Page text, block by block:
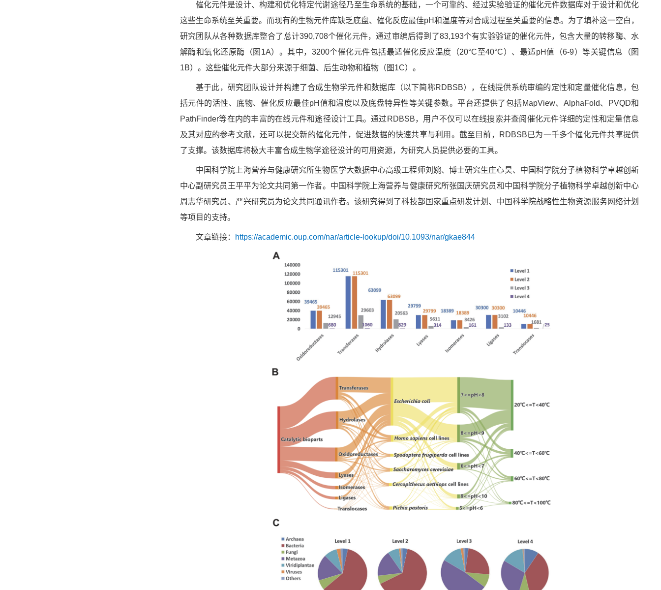
催化元件是设计、构建和优化特定代谢途径乃至生命系统的基础，一个可靠的、经过实验验证的催化元件数据库对于设计和优化
这些生命系统至关重要。而现有的生物元件库缺乏底盘、催化反应最佳pH和温度等对合成过程至关重要的信息。为了填补这一空白，
研究团队从各种数据库整合了总计390,708个催化元件，通过审编后得到了83,193个有实验验证的催化元件，包含大量的转移酶、水
解酶和氧化还原酶（图1A）。其中，3200个催化元件包括最适催化反应温度（20°C至40°C）、最适pH值（6-9）等关键信息（图
1B）。这些催化元件大部分来源于细菌、后生动物和植物（图1C）。
基于此，研究团队设计并构建了合成生物学元件和数据库（以下简称RDBSB），在线提供系统审编的定性和定量催化信息，包
括元件的活性、底物、催化反应最佳pH值和温度以及底盘特异性等关键参数。平台还提供了包括MapView、AlphaFold、PVQD和
PathFinder等在内的丰富的在线元件和途径设计工具。通过RDBSB，用户不仅可以在线搜索并查阅催化元件详细的定性和定量信息
及其对应的参考文献，还可以提交新的催化元件，促进数据的快速共享与利用。截至目前，RDBSB已为一千多个催化元件共享提供
了支撑。该数据库将极大丰富合成生物学途径设计的可用资源，为研究人员提供必要的工具。
中国科学院上海营养与健康研究所生物医学大数据中心高级工程师刘婉、博士研究生庄心昊、中国科学院分子植物科学卓越创新
中心副研究员王平平为论文共同第一作者。中国科学院上海营养与健康研究所张国庆研究员和中国科学院分子植物科学卓越创新中心
周志华研究员、严兴研究员为论文共同通讯作者。该研究得到了科技部国家重点研发计划、中国科学院战略性生物资源服务网络计划
等项目的支持。
文章链接： https://academic.oup.com/nar/article-lookup/doi/10.1093/nar/gkae844